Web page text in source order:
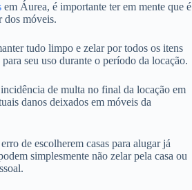
em Áurea, é importante ter em mente que é
dos móveis.
tudo limpo e zelar por todos os itens
seu uso durante o período da locação.
de multa no final da locação em
danos deixados em móveis da
de escolherem casas para alugar já
simplesmente não zelar pela casa ou